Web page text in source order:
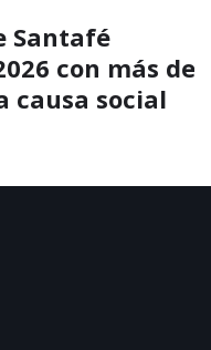
Santafé
con más de
causa social